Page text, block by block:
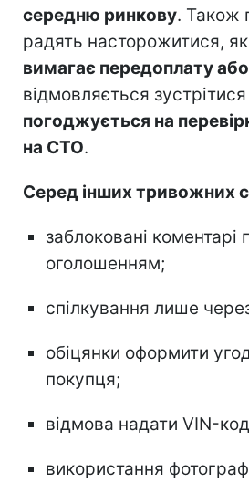
середню ринкову. Також
радять насторожитися,
вимагає передоплату
відмовляється
погоджується на
на СТО.
Серед інших тривожних
заблоковані коментарі
оголошенням;
спілкування лише
обіцянки оформити
покупця;
відмова надати VIN-
використання